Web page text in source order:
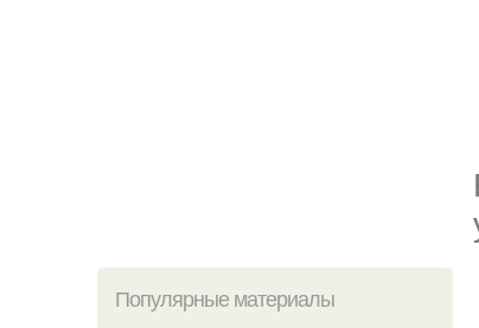
Популярные материалы